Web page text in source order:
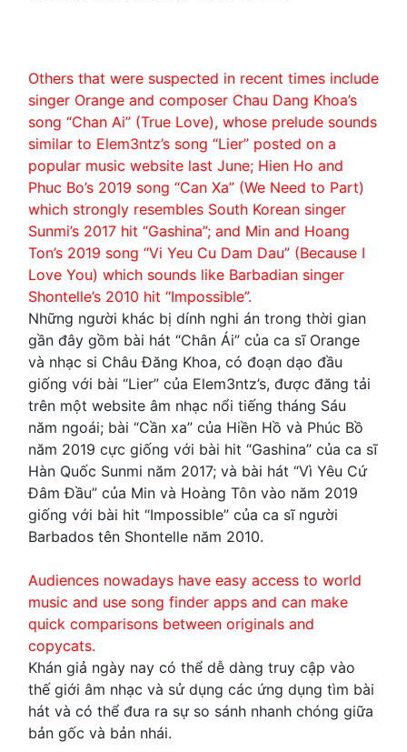
Others that were suspected in recent times include
singer Orange and composer Chau Dang Khoa’s
song “Chan Ai” (True Love), whose prelude sounds
similar to Elem3ntz’s song “Lier” posted on a
popular music website last June; Hien Ho and
Phuc Bo’s 2019 song “Can Xa” (We Need to Part)
which strongly resembles South Korean singer
Sunmi’s 2017 hit “Gashina”; and Min and Hoang
Ton’s 2019 song “Vi Yeu Cu Dam Dau” (Because I
Love You) which sounds like Barbadian singer
Shontelle’s 2010 hit “Impossible”.
Những người khác bị dính nghi án trong thời gian
gần đây gồm bài hát “Chân Ái” của ca sĩ Orange
và nhạc si Châu Đăng Khoa, có đoạn dạo đầu
giống với bài “Lier” của Elem3ntz’s, được đăng tải
trên một website âm nhạc nổi tiếng tháng Sáu
năm ngoái; bài “Cần xa” của Hiền Hồ và Phúc Bồ
năm 2019 cực giống với bài hit “Gashina” của ca sĩ
Hàn Quốc Sunmi năm 2017; và bài hát “Vì Yêu Cứ
Đâm Đầu” của Min và Hoàng Tôn vào năm 2019
giống với bài hit “Impossible” của ca sĩ người
Barbados tên Shontelle năm 2010.
Audiences nowadays have easy access to world
music and use song finder apps and can make
quick comparisons between originals and
copycats.
Khán giả ngày nay có thể dễ dàng truy cập vào
thế giới âm nhạc và sử dụng các ứng dụng tìm bài
hát và có thể đưa ra sự so sánh nhanh chóng giữa
bản gốc và bản nhái.